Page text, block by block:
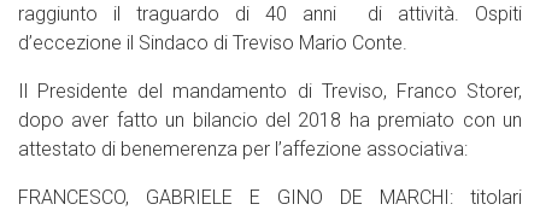
raggiunto il traguardo di 40 anni di attività. Ospiti
d’eccezione il Sindaco di Treviso Mario Conte.
Il Presidente del mandamento di Treviso, Franco Storer,
dopo aver fatto un bilancio del 2018 ha premiato con un
attestato di benemerenza per l’affezione associativa:
FRANCESCO, GABRIELE E GINO DE MARCHI: titolari